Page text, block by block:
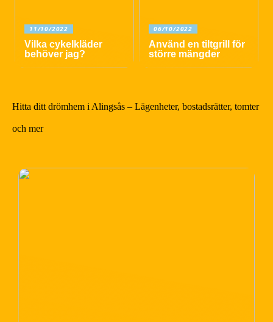
11/10/2022
Vilka cykelkläder
behöver jag?
06/10/2022
Använd en tiltgrill för
större mängder
Hitta ditt drömhem i Alingsås – Lägenheter, bostadsrätter, tomter
och mer